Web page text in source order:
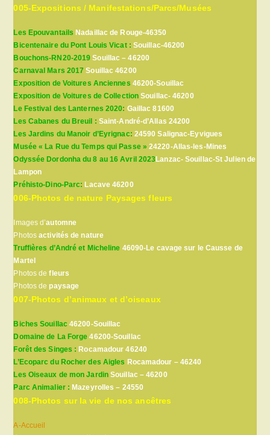
005-Expositions / Manifestations/Parcs/Musées
Les Epouvantails Nadaillac de Rouge-46350
Bicentenaire du Pont Louis Vicat : Souillac-46200
Bouchons-RN20-2019Souillac – 46200
Carnaval Mars 2017 Souillac 46200
Exposition de Voitures Anciennes 46200-Souillac
Exposition de Voitures de Collection Souillac- 46200
Le Festival des Lanternes 2020: Gaillac 81600
Les Cabanes du Breuil : Saint-André-d’Allas 24200
Les Jardins du Manoir d’Eyrignac: 24590 Salignac-Eyvigues
Musée « La Rue du Temps qui Passe » 24220-Allas-les-Mines
Odyssée Dordonha du 8 au 16 Avril 2023Lanzac- Souillac-St Julien de
Lampon
Préhisto-Dino-Parc: Lacave 46200
006-Photos de nature Paysages fleurs
Images d’automne
Photosactivités de nature
Truffières d’André et Micheline 46090-Le cavage sur le Causse de
Martel
Photos defleurs
Photos depaysage
007-Photos d’animaux et d’oiseaux
Biches Souillac46200-Souillac
Domaine de La Forge 46200-Souillac
Forêt des Singes : Rocamadour 46240
L’Ecoparc du Rocher des Aigles Rocamadour – 46240
Les Oiseaux de mon JardinSouillac – 46200
Parc Animalier : Mazeyrolles – 24550
008-Photos sur la vie de nos ancêtres
A-Accueil